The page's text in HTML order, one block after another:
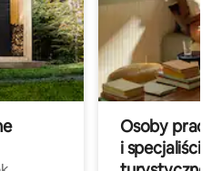
Osoby
i specjaliści z